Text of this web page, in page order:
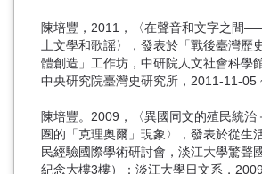
陳培豐，2011，〈在聲音和文字之間
土文學和歌謡〉，發表於「戰後臺灣歷
體創造」工作坊，中研院人文社會科學
中央研究院臺灣史研究所，2011-11-05
陳培豐。2009，〈異國同文的殖民統治
圏的「克理奥爾」現象〉，發表於從生
民經驗國際學術研討會，淡江大學驚聲
紀念大樓3樓）：淡江大學日文系，